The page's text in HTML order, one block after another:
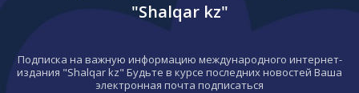
"Shalqar kz"
Подписка на важную информацию международного интернет-
издания "Shalqar kz" Будьте в курсе последних новостей Ваша
электронная почта подписаться